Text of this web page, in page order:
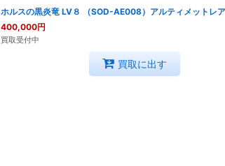
ホルスの黒炎竜 LV８ （SOD-AE008）アルティメットレア
400,000円
買取受付中
買取に出す